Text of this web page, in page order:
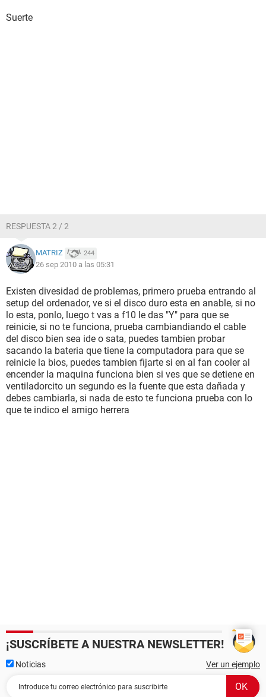
Suerte
RESPUESTA 2 / 2
MATRIZ 244
26 sep 2010 a las 05:31
Existen divesidad de problemas, primero prueba entrando al
setup del ordenador, ve si el disco duro esta en anable, si no
lo esta, ponlo, luego t vas a f10 le das "Y" para que se
reinicie, si no te funciona, prueba cambiandiando el cable
del disco bien sea ide o sata, puedes tambien probar
sacando la bateria que tiene la computadora para que se
reinicie la bios, puedes tambien fijarte si en al fan cooler al
encender la maquina funciona bien si ves que se detiene en
ventiladorcito un segundo es la fuente que esta dañada y
debes cambiarla, si nada de esto te funciona prueba con lo
que te indico el amigo herrera
¡SUSCRÍBETE A NUESTRA NEWSLETTER!
Noticias Ver un ejemplo